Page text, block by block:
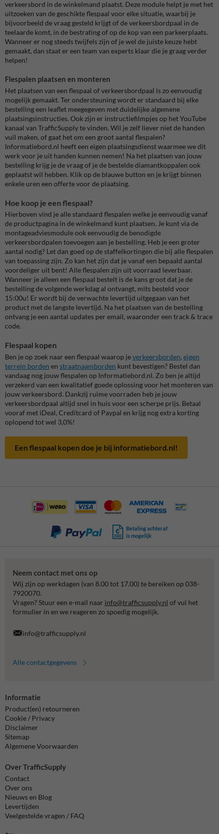
verkeersbord in de winkelmand plaatst. Deze module helpt je met het
uitzoeken van de geschikte flespaal voor elke situatie, waarbij je
bijvoorbeeld de vraag gesteld krijgt of de verkeersbordpaal in de
teelaarde komt, in de bestrating of op de kop van een parkeerplaats.
Wanneer er nog steeds twijfels zijn of je wel de juiste keuze hebt
gemaakt, dan staat er een team van experts klaar die je graag verder
helpen!
Flespalen plaatsen en monteren
Het plaatsen van een flespaal of verkeersbordpaal is zo eenvoudig
mogelijk gemaakt. Ter ondersteuning wordt er standaard bij elke
bestelling een leaflet meegegeven met duidelijke algemene
plaatsingsinstructies. Ook zijn er instructiefilmpjes op het YouTube
kanaal van TrafficSupply te vinden. Wil je zelf liever niet de handen
vuil maken, of gaat het om een groot aantal flespalen?
Informatiebord.nl heeft een eigen plaatsingsdienst waarmee we dit
werk voor je uit handen kunnen nemen! Na het plaatsen van jouw
bestelling krijg je de vraag of je de bestelde diamantkoppalen ook
geplaatst wil hebben. Klik op de blauwe button en je krijgt binnen
enkele uren een offerte voor de plaatsing.
Hoe koop je een flespaal?
Hierboven vind je alle standaard flespalen welke je eenvoudig vanaf
de productpagina in de winkelmand kunt plaatsen. Je kunt via de
montageadviesmodule ook eenvoudig de benodigde
verkeersbordpalen toevoegen aan je bestelling. Heb je een groter
aantal nodig? Let dan goed op de staffelkortingen die bij alle flespalen
van toepassing zijn. Zo kan het zijn dat je vanaf een bepaald aantal
voordeliger uit bent! Alle flespalen zijn uit voorraad leverbaar.
Wanneer je alleen een flespaal bestelt is de kans groot dat je de
bestelling de volgende werkdag al ontvangt, mits besteld voor
15:00u! Er wordt bij de verwachte levertijd uitgegaan van het
product met de langste levertijd. Na het plaatsen van de bestelling
ontvang je een aantal updates per email, waaronder een track & trace
code.
Flespaal kopen
Ben je op zoek naar een flespaal waarop jeverkeersborden, eigen
terrein borden en straatnaamborden kunt bevestigen? Bestel dan
vandaag nog jouw flespalen op Informatiebord.nl. Zo ben je altijd
verzekerd van een kwalitatief goede oplossing voor het monteren van
jouw verkeersbord. Dankzij ruime voorraden heb je jouw
verkeersbordpaal altijd snel in huis voor een scherpe prijs. Betaal
vooraf met iDeal, Creditcard of Paypal en krijg nog extra korting
oplopend tot wel 3,0%!
Een flespaal kopen doe je bij informatiebord.nl!
Betaling achteraf
is mogelijk
Neem contact met ons op
Wij zijn op werkdagen (van 8.00 tot 17.00) te bereiken op 038-
7920070.
Vragen? Stuur een e-mail naar info@trafficsupply.nl of vul het
formulier in en we reageren zo spoedig mogelijk.
info@trafficsupply.nl
Alle contactgegevens
Informatie
Product(en) retourneren
Cookie / Privacy
Disclaimer
Sitemap
Algemene Voorwaarden
Over TrafficSupply
Contact
Over ons
Nieuws en Blog
Levertijden
Veelgestelde vragen / FAQ